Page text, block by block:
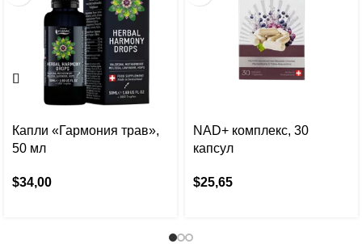
Капли «Гармония трав»,
50 мл
$34,00
NAD+ комплекс, 30
капсул
$25,65